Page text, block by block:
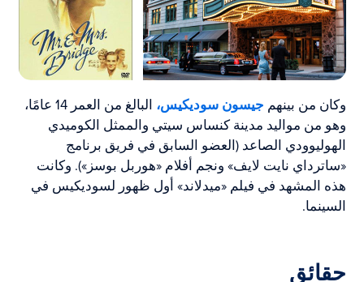
وكان من بينهم جيسون سوديكيس،
البالغ من العمر 14 عامًا،
وهو من مواليد مدينة كنساس سيتي والممثل الكوميدي
الهوليوودي الصاعد (العضو السابق في فريق برنامج
«ساترداي نايت لايف» ونجم أفلام «هوربل بوسز»). وكانت
هذه المشهد في فيلم «ميدلاند» أول ظهور لسوديكيس في
السينما.
حقائق